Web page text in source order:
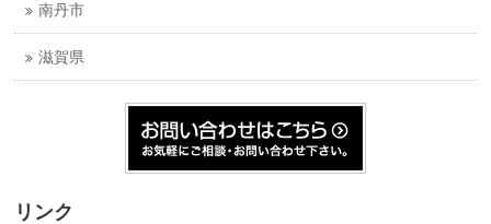
南丹市
滋賀県
リンク